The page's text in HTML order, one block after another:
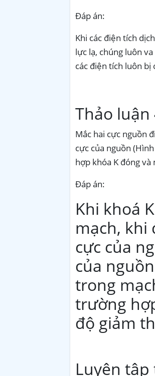
Đáp án:
Khi các điện tích
lực lạ, chúng luôn
các điện tích luôn bị
Thảo luận
Mắc hai cực nguồn
cực của nguồn
hợp khóa K đóng và
Đáp án:
Khi khoá
mạch, khi
cực của
của
trong
trường
độ giảm
Luyện tập